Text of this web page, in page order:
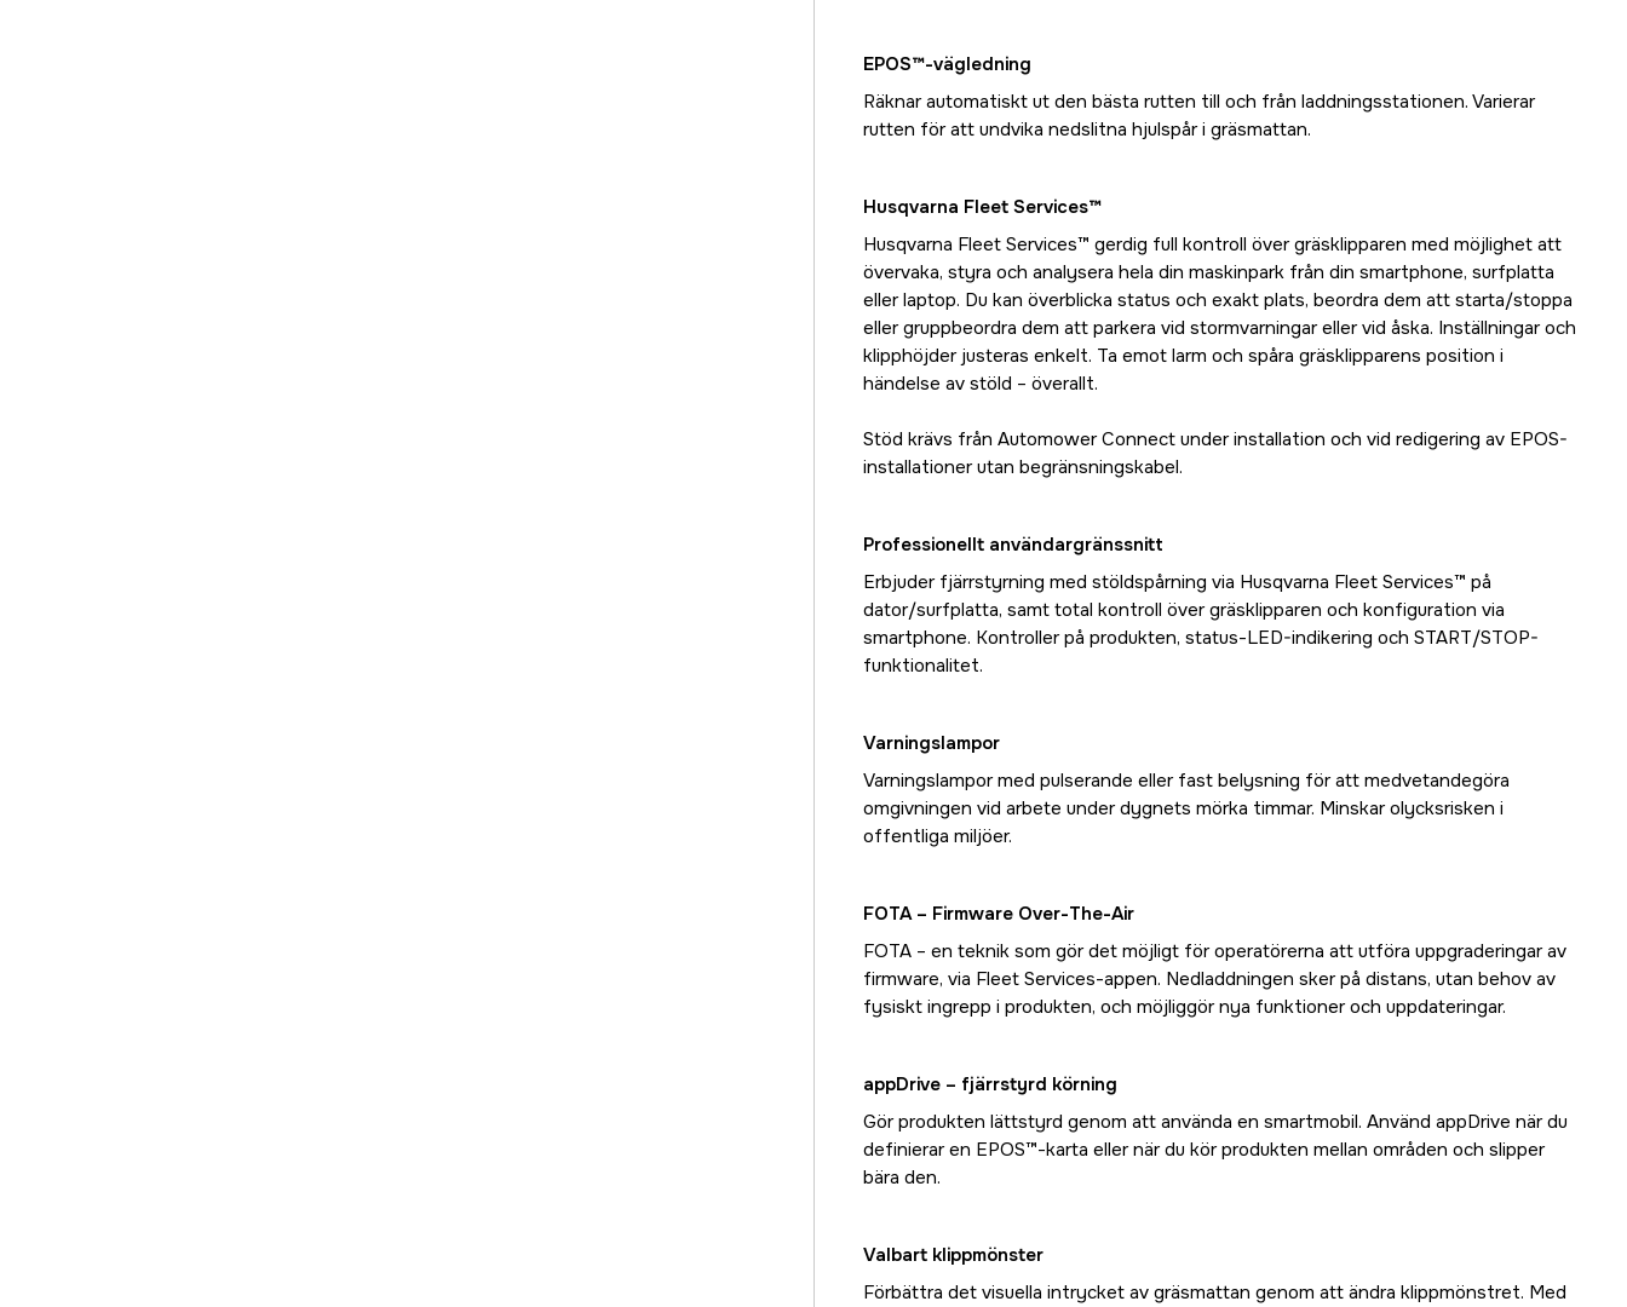
EPOS™-vägledning
Räknar automatiskt ut den bästa rutten till och från laddningsstationen. Varierar
rutten för att undvika nedslitna hjulspår i gräsmattan.
Husqvarna Fleet Services™
Husqvarna Fleet Services™ gerdig full kontroll över gräsklipparen med möjlighet att
övervaka, styra och analysera hela din maskinpark från din smartphone, surfplatta
eller laptop. Du kan överblicka status och exakt plats, beordra dem att starta/stoppa
eller gruppbeordra dem att parkera vid stormvarningar eller vid åska. Inställningar och
klipphöjder justeras enkelt. Ta emot larm och spåra gräsklipparens position i
händelse av stöld – överallt.
Stöd krävs från Automower Connect under installation och vid redigering av EPOS-
installationer utan begränsningskabel.
Professionellt användargränssnitt
Erbjuder fjärrstyrning med stöldspårning via Husqvarna Fleet Services™ på
dator/surfplatta, samt total kontroll över gräsklipparen och konfiguration via
smartphone. Kontroller på produkten, status-LED-indikering och START/STOP-
funktionalitet.
Varningslampor
Varningslampor med pulserande eller fast belysning för att medvetandegöra
omgivningen vid arbete under dygnets mörka timmar. Minskar olycksrisken i
offentliga miljöer.
FOTA – Firmware Over-The-Air
FOTA – en teknik som gör det möjligt för operatörerna att utföra uppgraderingar av
firmware, via Fleet Services-appen. Nedladdningen sker på distans, utan behov av
fysiskt ingrepp i produkten, och möjliggör nya funktioner och uppdateringar.
appDrive – fjärrstyrd körning
Gör produkten lättstyrd genom att använda en smartmobil. Använd appDrive när du
definierar en EPOS™-karta eller när du kör produkten mellan områden och slipper
bära den.
Valbart klippmönster
Förbättra det visuella intrycket av gräsmattan genom att ändra klippmönstret. Med